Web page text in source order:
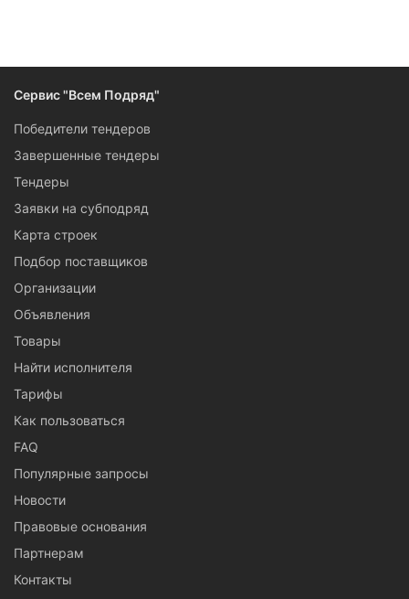
Сервис "Всем Подряд"
Победители тендеров
Завершенные тендеры
Тендеры
Заявки на субподряд
Карта строек
Подбор поставщиков
Организации
Объявления
Товары
Найти исполнителя
Тарифы
Как пользоваться
FAQ
Популярные запросы
Новости
Правовые основания
Партнерам
Контакты